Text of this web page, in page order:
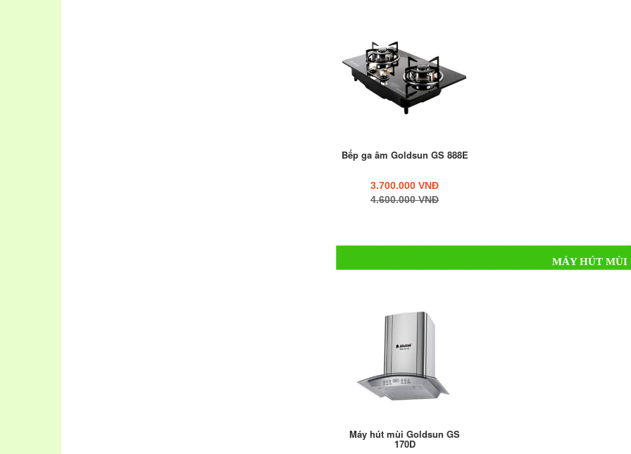
Bếp ga âm Goldsun GS 888E
3.700.000 VNĐ
4.600.000 VNĐ
MÁY HÚT MÙI
Máy hút mùi Goldsun GS
170D